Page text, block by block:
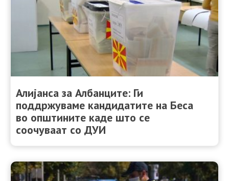
Алијанса за Албанците: Ги
поддржуваме кандидатите на Беса
во општините каде што се
соочуваат со ДУИ